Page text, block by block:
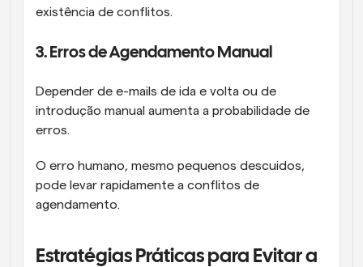
existência de conflitos.
3. Erros de Agendamento Manual
Depender de e-mails de ida e volta ou de
introdução manual aumenta a probabilidade de
erros.
O erro humano, mesmo pequenos descuidos,
pode levar rapidamente a conflitos de
agendamento.
Estratégias Práticas para Evitar a